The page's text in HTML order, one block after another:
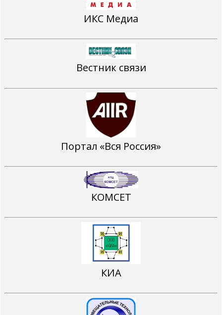
ИКС Медиа
Вестник связи
Портал «Вся Россия»
КОМСЕТ
КИА